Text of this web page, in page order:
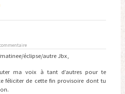
éclipse/autre Jbx,
ma voix à tant d’autres pour te
féliciter de cette fin provisoire dont tu